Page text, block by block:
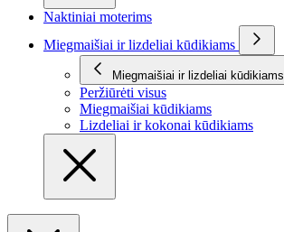
Naktiniai moterims
Miegmaišiai ir lizdeliai kūdikiams
Miegmaišiai ir lizdeliai kūdikiams
Peržiūrėti visus
Miegmaišiai kūdikiams
Lizdeliai ir kokonai kūdikiams